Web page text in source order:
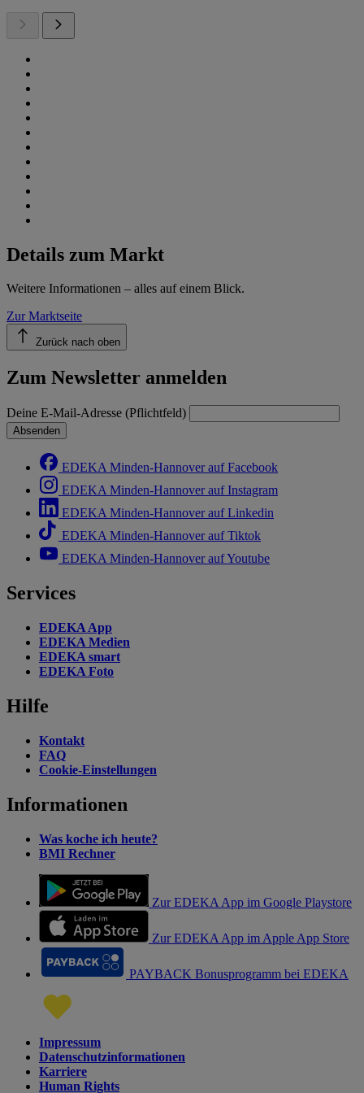
Details zum Markt
Weitere Informationen – alles auf einem Blick.
Zur Marktseite
Zurück nach oben
Zum Newsletter anmelden
Deine E-Mail-Adresse (Pflichtfeld)
Absenden
EDEKA Minden-Hannover auf Facebook
EDEKA Minden-Hannover auf Instagram
EDEKA Minden-Hannover auf Linkedin
EDEKA Minden-Hannover auf Tiktok
EDEKA Minden-Hannover auf Youtube
Services
EDEKA App
EDEKA Medien
EDEKA smart
EDEKA Foto
Hilfe
Kontakt
FAQ
Cookie-Einstellungen
Informationen
Was koche ich heute?
BMI Rechner
Zur EDEKA App im Google Playstore
Zur EDEKA App im Apple App Store
PAYBACK Bonusprogramm bei EDEKA
Impressum
Datenschutzinformationen
Karriere
Human Rights